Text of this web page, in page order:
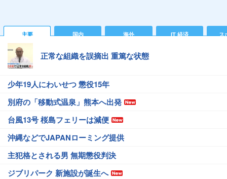
主要 国内 海外 IT 経済 ス
正常な組織を誤摘出 重篤な状態
少年19人にわいせつ 懲役15年
別府の「移動式温泉」熊本へ出発
台風13号 桜島フェリーは減便
沖縄などでJAPANローミング提供
主犯格とされる男 無期懲役判決
ジブリパーク 新施設が誕生へ